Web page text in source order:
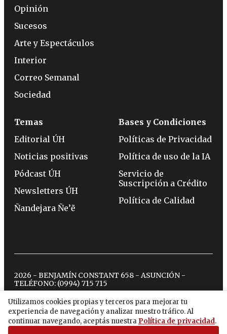
Utilizamos cookies propias y terceros para mejorar tu
experiencia de navegación y analizar nuestro tráfico. Al
continuar navegando, aceptás nuestra Política de privacidad.
Opinión
Sucesos
Arte y Espectáculos
Interior
Correo Semanal
Sociedad
Temas
Editorial ÚH
Noticias positivas
Pódcast ÚH
Newsletters ÚH
Ñandejara Ñe’ẽ
Bases y Condiciones
Políticas de Privacidad
Política de uso de la IA
Servicio de
Suscripción a Crédito
Política de Calidad
2026 - BENJAMÍN CONSTANT 658 - ASUNCIÓN -
TELÉFONO: (0994) 715 715
twitterinstagram
facebook
tiktokyoutubespotify